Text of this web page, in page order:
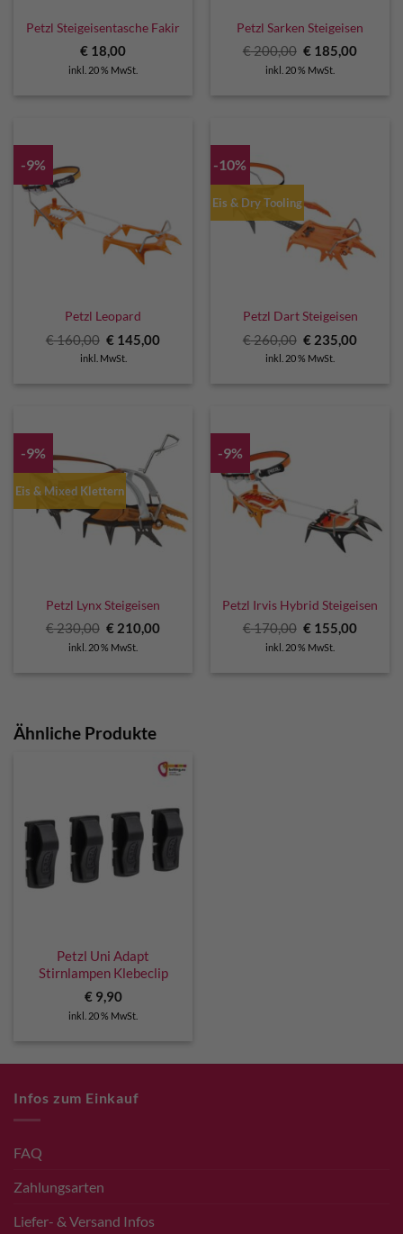
Petzl Steigeisentasche Fakir
€ 18,00
inkl. 20 % MwSt.
Petzl Sarken Steigeisen
€200,00 Ursprünglicher
war:
€ 185,00
inkl. 20 % MwSt.
-9%
Petzl Leopard
€160,00 Ursprünglicher
Preis
war:
€ 145,00Aktueller
inkl. MwSt.
-10%
Eis & Dry Tooling
Petzl Dart Steigeisen
€260,00 Ursprünglicher
Preis
war:
€ 235,00
inkl. 20 % MwSt.
-9%
Eis & Mixed Klettern
Petzl Lynx Steigeisen
€230,00 Ursprünglicher
war:
€ 210,00Aktueller
inkl. 20 % MwSt.
-9%
Petzl Irvis Hybrid Steigeisen
€170,00 Ursprünglicher
war:
€ 155,00
inkl. 20 % MwSt.
Ähnliche Produkte
Petzl Uni Adapt
Stirnlampen Klebeclip
€9,90
inkl. 20 % MwSt.
Infos zum Einkauf
FAQ
Zahlungsarten
Liefer- & Versand Infos